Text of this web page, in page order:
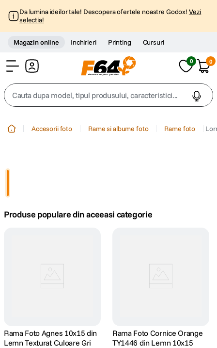
Da lumina ideilor tale! Descopera ofertele noastre Godox! Vezi
selectia!
Magazin online Inchirieri Printing Cursuri
0 0
Cauta dupa model, tipul produsului, caracteristici...
4. peak design
9. dji mic mini
Accesorii foto Rame si albume foto Rame foto
Produse populare din aceeasi categorie
Rama Foto Agnes 10x15 din
Lemn Texturat Culoare Gri
Rama Foto Cornice Orange
TY1446 din Lemn 10x15